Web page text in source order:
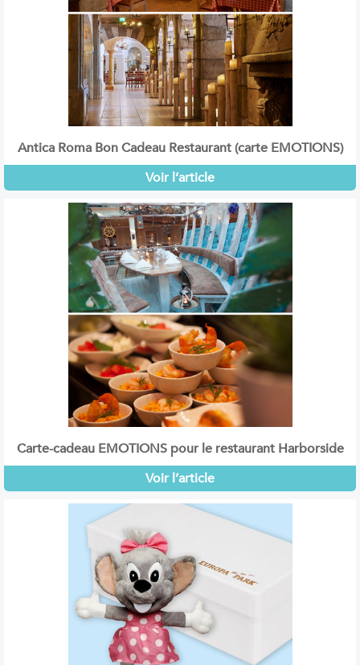
Antica Roma Bon Cadeau Restaurant (carte EMOTIONS)
Voir l’article
Carte-cadeau EMOTIONS pour le restaurant Harborside
Voir l’article